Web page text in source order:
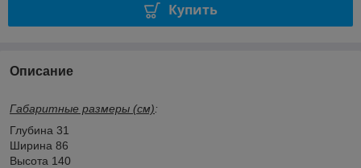
Купить
Описание
Габаритные размеры (см):
Глубина 31
Ширина 86
Высота 140